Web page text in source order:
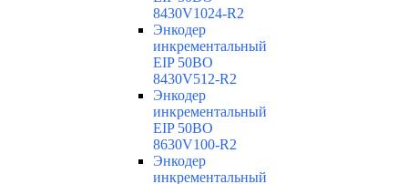
8430V1024-R2
Энкодер
инкрементальный
EIP 50BO
8430V512-R2
Энкодер
инкрементальный
EIP 50BO
8630V100-R2
Энкодер
инкрементальный